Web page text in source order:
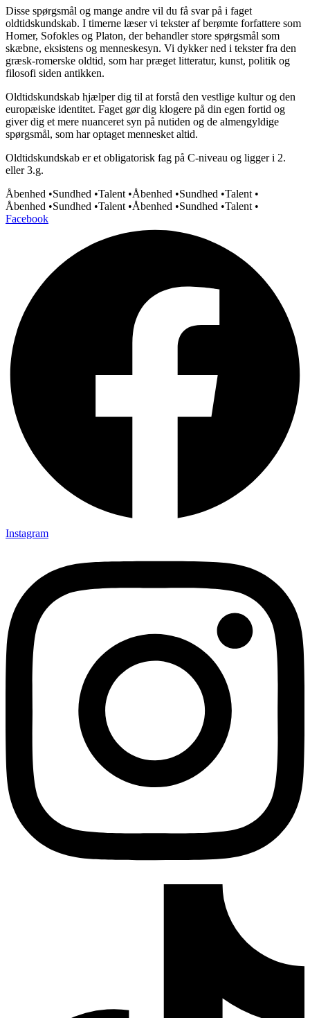
Disse spørgsmål og mange andre vil du få svar på i faget
oldtidskundskab. I timerne læser vi tekster af berømte forfattere som
Homer, Sofokles og Platon, der behandler store spørgsmål som
skæbne, eksistens og menneskesyn. Vi dykker ned i tekster fra den
græsk-romerske oldtid, som har præget litteratur, kunst, politik og
filosofi siden antikken.
Oldtidskundskab hjælper dig til at forstå den vestlige kultur og den
europæiske identitet. Faget gør dig klogere på din egen fortid og
giver dig et mere nuanceret syn på nutiden og de almengyldige
spørgsmål, som har optaget mennesket altid.
Oldtidskundskab er et obligatorisk fag på C-niveau og ligger i 2.
eller 3.g.
Åbenhed •Sundhed •Talent •Åbenhed •Sundhed •Talent •
Åbenhed •Sundhed •Talent •Åbenhed •Sundhed •Talent •
Facebook
Instagram